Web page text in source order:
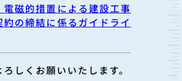
磁的措置による建設工事
約の締結に係るガイドライ
しくお願いいたします。